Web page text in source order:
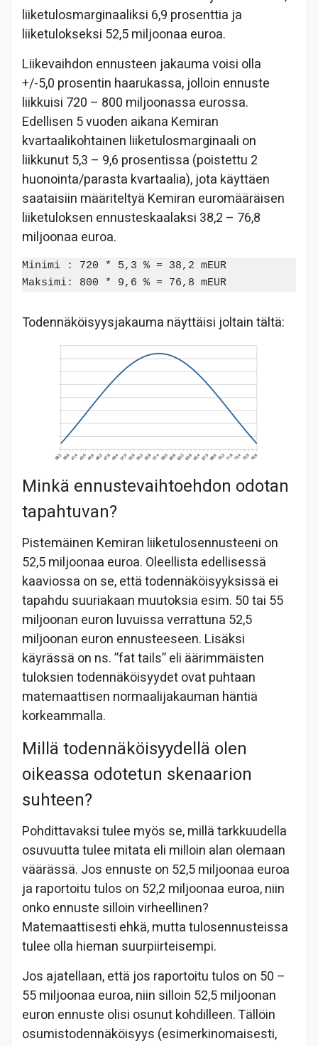
liiketulosmarginaaliksi 6,9 prosenttia ja
liiketulokseksi 52,5 miljoonaa euroa.
Liikevaihdon ennusteen jakauma voisi olla
+/-5,0 prosentin haarukassa, jolloin ennuste
liikkuisi 720 – 800 miljoonassa eurossa.
Edellisen 5 vuoden aikana Kemiran
kvartaalikohtainen liiketulosmarginaali on
liikkunut 5,3 – 9,6 prosentissa (poistettu 2
huonointa/parasta kvartaalia), jota käyttäen
saataisiin määriteltyä Kemiran euromääräisen
liiketuloksen ennusteskaalaksi 38,2 – 76,8
miljoonaa euroa.
Minimi : 720 * 5,3 % = 38,2 mEUR
Todennäköisyysjakauma näyttäisi joltain tältä:
Minkä ennustevaihtoehdon odotan
tapahtuvan?
Pistemäinen Kemiran liiketulosennusteeni on
52,5 miljoonaa euroa. Oleellista edellisessä
kaaviossa on se, että todennäköisyyksissä ei
tapahdu suuriakaan muutoksia esim. 50 tai 55
miljoonan euron luvuissa verrattuna 52,5
miljoonan euron ennusteeseen. Lisäksi
käyrässä on ns. ”fat tails” eli äärimmäisten
tuloksien todennäköisyydet ovat puhtaan
matemaattisen normaalijakauman häntiä
korkeammalla.
Millä todennäköisyydellä olen
oikeassa odotetun skenaarion
suhteen?
Pohdittavaksi tulee myös se, millä tarkkuudella
osuvuutta tulee mitata eli milloin alan olemaan
väärässä. Jos ennuste on 52,5 miljoonaa euroa
ja raportoitu tulos on 52,2 miljoonaa euroa, niin
onko ennuste silloin virheellinen?
Matemaattisesti ehkä, mutta tulosennusteissa
tulee olla hieman suurpiirteisempi.
Jos ajatellaan, että jos raportoitu tulos on 50 –
55 miljoonaa euroa, niin silloin 52,5 miljoonan
euron ennuste olisi osunut kohdilleen. Tällöin
osumistodennäköisyys (esimerkinomaisesti,